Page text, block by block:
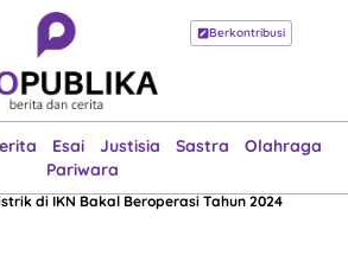
Berkontribusi
Esai Justisia Sastra
Olahraga
Pariwara
Beranda
Esai
Justisia
Sastra
Olahraga
Pariwara
di IKN Bakal Beroperasi Tahun 2024